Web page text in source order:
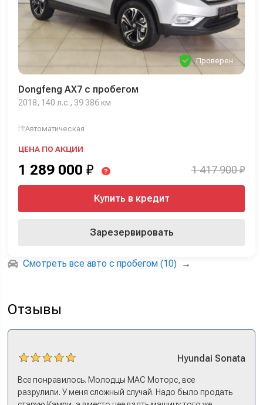
Проверен
Dongfeng AX7 с пробегом
2018, 140 л.с., 39 386 км
Автоматическая
ЦЕНА ПО АКЦИИ
1 289 000 ₽ ? 1 417 900 ₽
Купить в кредит
Зарезервировать
Смотреть все авто с пробегом (10) →
Отзывы
Hyundai Sonata
Все понравилось. Молодцы МАС Моторс, все
разрулили. У меня сложный случай. Надо было продать